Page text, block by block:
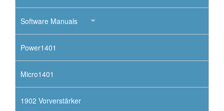
Software Manuals
Power1401
Micro1401
1902 Vorverstärker